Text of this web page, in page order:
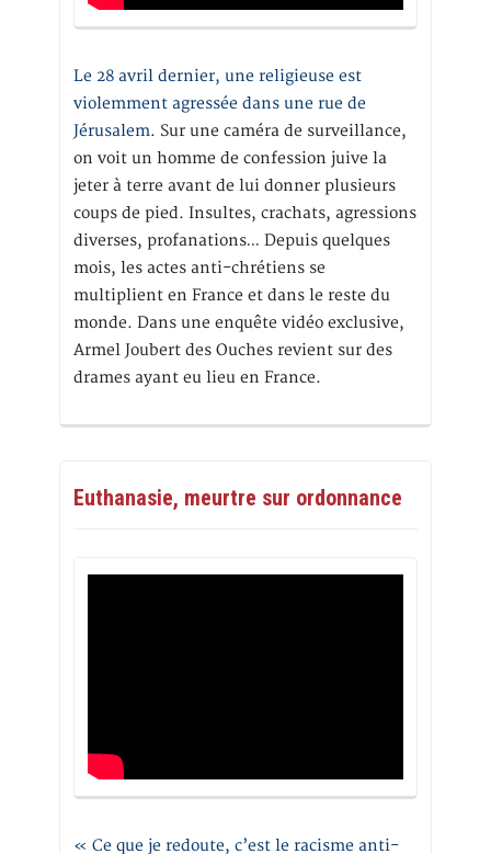
Le 28 avril dernier, une religieuse est
violemment agressée dans une rue de
Jérusalem. Sur une caméra de surveillance,
on voit un homme de confession juive la
jeter à terre avant de lui donner plusieurs
coups de pied. Insultes, crachats, agressions
diverses, profanations… Depuis quelques
mois, les actes anti-chrétiens se
multiplient en France et dans le reste du
monde. Dans une enquête vidéo exclusive,
Armel Joubert des Ouches revient sur des
drames ayant eu lieu en France.
Euthanasie, meurtre sur ordonnance
« Ce que je redoute, c’est le racisme anti-